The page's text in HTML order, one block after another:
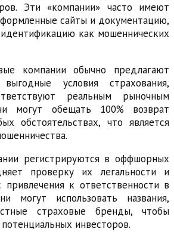
Эти «компании» часто имеют
сайты и документацию,
как мошеннических
компании обычно предлагают
выгодные условия страхования,
реальным рыночным
могут обещать 100% возврат
обстоятельствах, что является
регистрируются в оффшорных
проверку их легальности и
привлечения к ответственности в
могут использовать названия,
страховые бренды, чтобы
инвесторов.